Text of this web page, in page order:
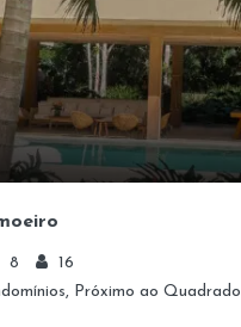
8
16
Próximo ao Quadrado